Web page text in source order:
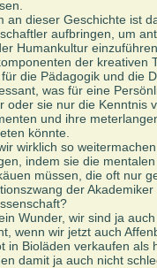
an dieser Geschichte ist
aufbringen, um
Humankultur
der kreativen
die Pädagogik und die
was für eine
oder sie nur die Kenntnis
und ihre
könnte.
wirklich so
indem sie die
müssen, die oft nur
der
Wunder, wir sind ja
wenn wir jetzt auch
in Bioläden verkaufen als
damit ja auch nicht